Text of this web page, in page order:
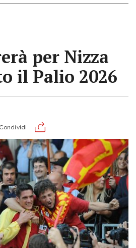
per Nizza
il Palio 2026
Condividi